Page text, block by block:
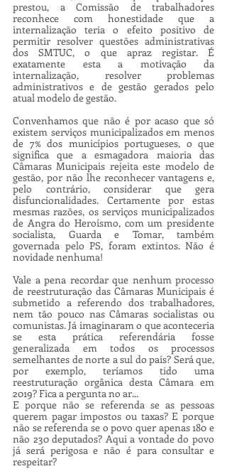
prestou, a Comissão de trabalhadores
reconhece com honestidade que a
internalização teria o efeito positivo de
permitir resolver questões administrativas
dos SMTUC, o que apraz registar. É
exatamente esta a motivação da
internalização, resolver problemas
administrativos e de gestão gerados pelo
atual modelo de gestão.
Convenhamos que não é por acaso que só
existem serviços municipalizados em menos
de 7% dos municípios portugueses, o que
significa que a esmagadora maioria das
Câmaras Municipais rejeita este modelo de
gestão, por não lhe reconhecer vantagens e,
pelo contrário, considerar que gera
disfuncionalidades. Certamente por estas
mesmas razões, os serviços municipalizados
de Angra do Heroísmo, com um presidente
socialista, Guarda e Tomar, também
governada pelo PS, foram extintos. Não é
novidade nenhuma!
Vale a pena recordar que nenhum processo
de reestruturação das Câmaras Municipais é
submetido a referendo dos trabalhadores,
nem tão pouco nas Câmaras socialistas ou
comunistas. Já imaginaram o que aconteceria
se esta prática referendária fosse
generalizada em todos os processos
semelhantes de norte a sul do país? Será que,
por exemplo, teríamos tido uma
reestruturação orgânica desta Câmara em
2019? Fica a pergunta no ar...
E porque não se referenda se as pessoas
querem pagar impostos ou taxas? E porque
não se referenda se o povo quer apenas 180 e
não 230 deputados? Aqui a vontade do povo
já será perigosa e não é para consultar e
respeitar?